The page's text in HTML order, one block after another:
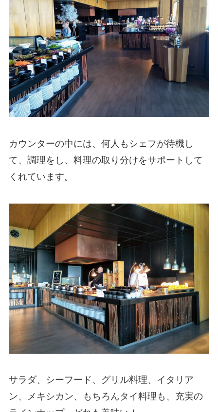
カウンターの中には、何人もシェフが待機し
て、調理をし、料理の取り分けをサポートして
くれています。
サラダ、シーフード、グリル料理、イタリア
ン、メキシカン、もちろんタイ料理も、充実の